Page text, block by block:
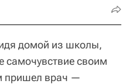
домой из школы,
самочувствие своим
пришел врач —